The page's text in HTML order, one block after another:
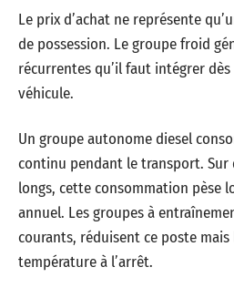
Le prix d’achat ne représente
de possession. Le groupe froid
récurrentes qu’il faut intégrer
véhicule.
Un groupe autonome diesel
continu pendant le transport.
longs, cette consommation pèse
annuel. Les groupes à
courants, réduisent ce poste
température à l’arrêt.